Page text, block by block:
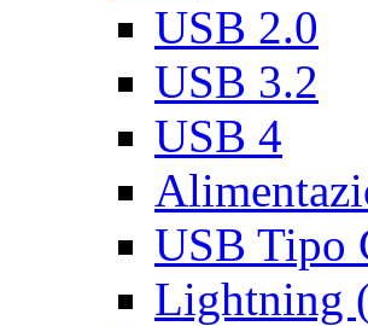
USB 2.0
USB 3.2
USB 4
USB Tipo
Lightning